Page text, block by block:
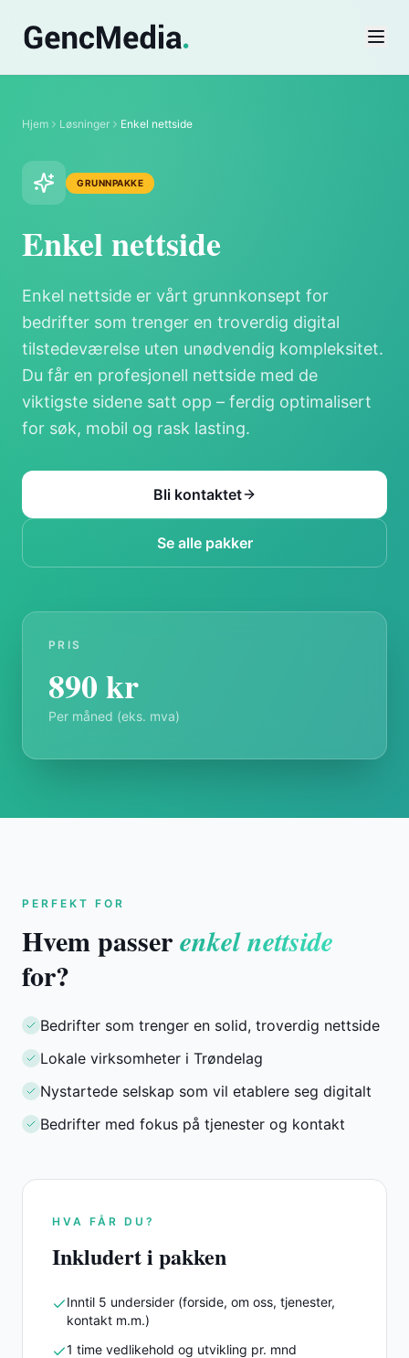
Verktøy
SEO-sjekk
Priskalkulator
Favicon-generator
Palett-generator
Hjem Løsninger Enkel nettside
GRUNNPAKKE
Enkel nettside
Enkel nettside er vårt grunnkonsept for
bedrifter som trenger en troverdig digital
tilstedeværelse uten unødvendig kompleksitet.
Du får en profesjonell nettside med de
viktigste sidene satt opp – ferdig optimalisert
for søk, mobil og rask lasting.
Bli kontaktet
Se alle pakker
PRIS
890kr
Per måned (eks. mva)
PERFEKT FOR
Hvem passerenkel nettside
for?
Bedrifter som trenger en solid, troverdig nettside
Lokale virksomheter i Trøndelag
Nystartede selskap som vil etablere seg digitalt
Bedrifter med fokus på tjenester og kontakt
HVA FÅR DU?
Inkludert i pakken
Inntil 5 undersider (forside, om oss, tjenester,
kontakt m.m.)
1 time vedlikehold og utvikling pr. mnd